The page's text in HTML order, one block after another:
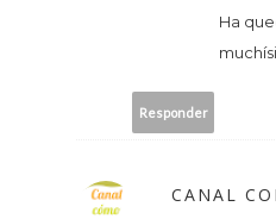
Ha
Responder
CANAL